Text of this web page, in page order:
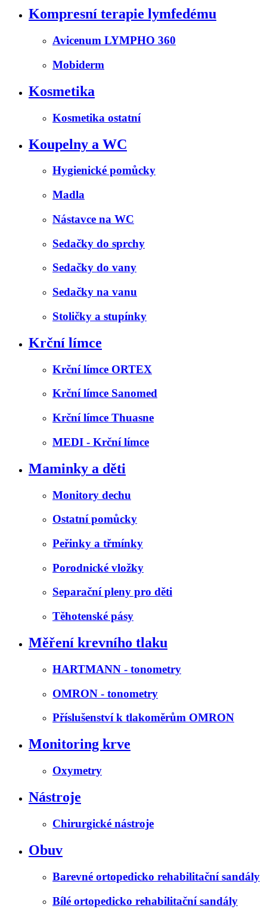
Kompresní terapie lymfedému
Avicenum LYMPHO 360
Mobiderm
Kosmetika
Kosmetika ostatní
Koupelny a WC
Hygienické pomůcky
Madla
Nástavce na WC
Sedačky do sprchy
Sedačky do vany
Sedačky na vanu
Stoličky a stupínky
Krční límce
Krční límce ORTEX
Krční límce Sanomed
Krční límce Thuasne
MEDI - Krční límce
Maminky a děti
Monitory dechu
Ostatní pomůcky
Peřinky a třmínky
Porodnické vložky
Separační pleny pro děti
Těhotenské pásy
Měření krevního tlaku
HARTMANN - tonometry
OMRON - tonometry
Příslušenství k tlakoměrům OMRON
Monitoring krve
Oxymetry
Nástroje
Chirurgické nástroje
Obuv
Barevné ortopedicko rehabilitační sandály
Bílé ortopedicko rehabilitační sandály